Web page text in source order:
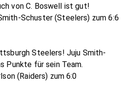
von C. Boswell ist gut!
Schuster (Steelers) zum 6:6
Steelers! Juju Smith-
Punkte für sein Team.
(Raiders) zum 6:0